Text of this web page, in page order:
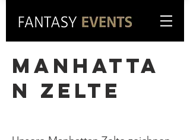
MANHATTA
N ZELTE